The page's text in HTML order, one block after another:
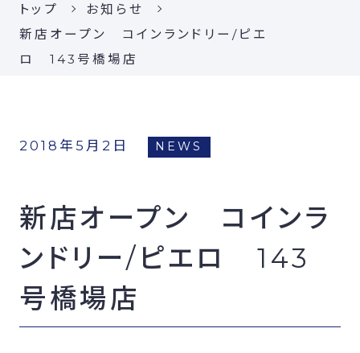
当社の事業
FCオーナー募集
トップ
お知らせ
新店オープン コインランドリー/ピエ
ロ 143号橋場店
2018年5月2日 NEWS
新店オープン コインラ
ンドリー/ピエロ 143
号橋場店